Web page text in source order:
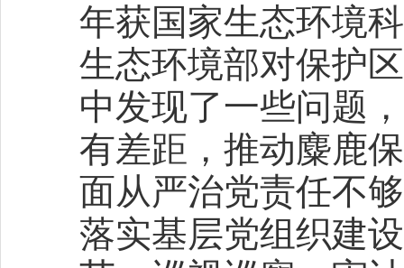
年获国家生态环境
生态环境部对保护
中发现了一些问题
有差距，推动麋鹿
面从严治党责任不
落实基层党组织建